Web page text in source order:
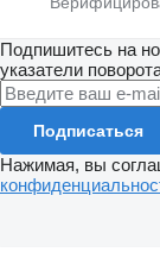
Подпишитесь на
указатели
Подписаться
Нажимая, вы